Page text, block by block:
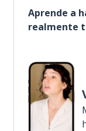
Aprende a
realmente